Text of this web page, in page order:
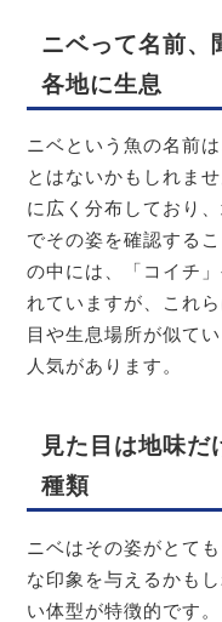
ニベって名前、
各地に生息
ニベという魚の名前
とはないかもしれま
に広く分布しており
でその姿を確認する
の中には、「コイチ
れていますが、これ
目や生息場所が似て
人気があります。
見た目は地味だ
種類
ニベはその姿がとて
な印象を与えるかも
い体型が特徴的です